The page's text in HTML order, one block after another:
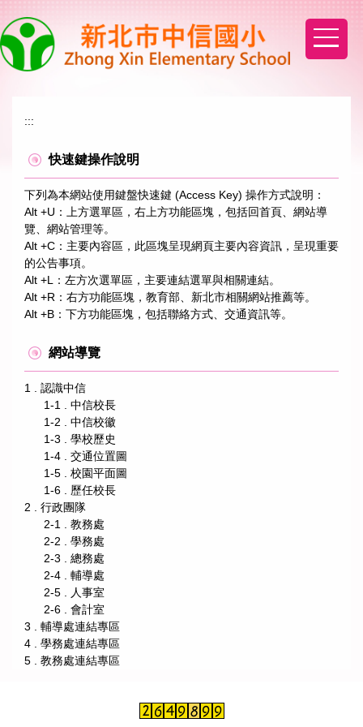
到
主
要
:::
快速鍵操作說明
下列為本網站使用鍵盤快速鍵 (Access Key) 操作方式說明：
Alt +U：上方選單區，右上方功能區塊，包括回首頁、網站導
覽、網站管理等。
Alt +C：主要內容區，此區塊呈現網頁主要內容資訊，呈現重要
的公告事項。
Alt +L：左方次選單區，主要連結選單與相關連結。
Alt +R：右方功能區塊，教育部、新北市相關網站推薦等。
Alt +B：下方功能區塊，包括聯絡方式、交通資訊等。
網站導覽
1 . 認識中信
1-1 . 中信校長
1-2 . 中信校徽
1-3 . 學校歷史
1-4 . 交通位置圖
1-5 . 校園平面圖
1-6 . 歷任校長
2 . 行政團隊
2-1 . 教務處
2-2 . 學務處
2-3 . 總務處
2-4 . 輔導處
2-5 . 人事室
2-6 . 會計室
3 . 輔導處連結專區
4 . 學務處連結專區
5 . 教務處連結專區